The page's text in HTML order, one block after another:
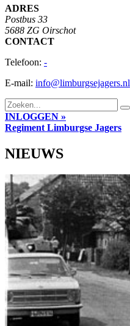
ADRES
Postbus 33
5688 ZG Oirschot
CONTACT
Telefoon: -
E-mail: info@limburgsejagers.nl
INLOGGEN »
Regiment Limburgse Jagers
NIEUWS